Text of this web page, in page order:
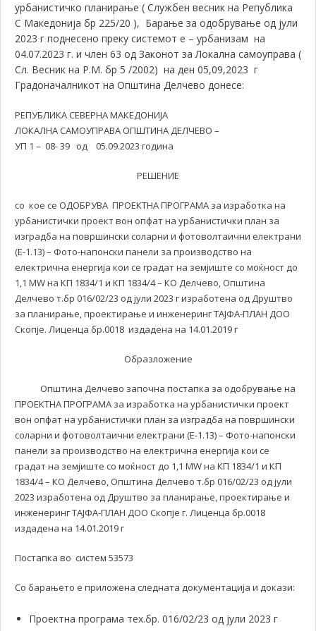
урбанистичко планирање ( Службен весник на Република
С Македонија бр 225/20 ), Барање за одобрување од јули
2023 г поднесено преку системот е – урбанизам на
04.07.2023 г. и член 63 од Законот за Локална самоуправа (
Сл. Весник на Р.М. бр 5 /2002) на ден 05,09,2023 г
Градоначалникот на Општина Делчево донесе:
РЕПУБЛИКА СЕВЕРНА МАКЕДОНИЈА
ЛОКАЛНА САМОУПРАВА ОПШТИНА ДЕЛЧЕВО –
УП 1 – 08- 39 од 05.09.2023 година
РЕШЕНИЕ
со кое се ОДОБРУВА ПРОЕКТНА ПРОГРАМА за изработка на
урбанистички проект вон опфат на урбанистички план за
изградба на површински соларни и фотоволтаични електрани
(Е-1.13) – Фото-напонски панели за производство на
електрична енергија кои се градат на земјиште со моќност до
1,1 MW на КП 1834/1 и КП 1834/4 – КО Делчево, Општина
Делчево т.бр 016/02/23 од јули 2023 г изработена од Друштво
за планирање, проектирање и инженеринг ТАЈФА-ПЛАН ДОО
Скопје. Лиценца бр.0018 издадена на 14.01.2019 г
Образложение
Општина Делчево започна постапка за одобрување на
ПРОЕКТНА ПРОГРАМА за изработка на урбанистички проект
вон опфат на урбанистички план за изградба на површински
соларни и фотоволтаични електрани (Е-1.13) – Фото-напонски
панели за производство на електрична енергија кои се
градат на земјиште со моќност до 1,1 MW на КП 1834/1 и КП
1834/4 – КО Делчево, Општина Делчево т.бр 016/02/23 од јули
2023 изработена од Друштво за планирање, проектирање и
инженеринг ТАЈФА-ПЛАН ДОО Скопје г. Лиценца бр.0018
издадена на 14.01.2019 г
Постапка во систем 53573
Со барањето е приложена следната документација и докази:
Проектна програма тех.бр. 016/02/23 од јули 2023 г